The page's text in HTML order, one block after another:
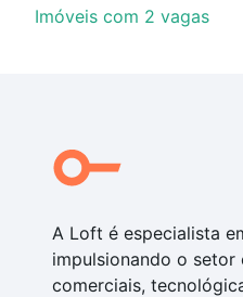
Imóveis com 2 vagas
A Loft é especialista
impulsionando o
comerciais,